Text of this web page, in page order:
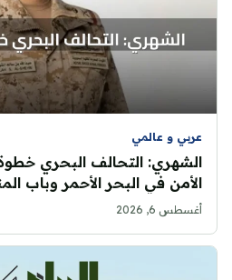
عربي و عالمي
الشهري: التحالف البحري خطوة
الأمن في البحر الأحمر وباب
أغسطس 6, 2026